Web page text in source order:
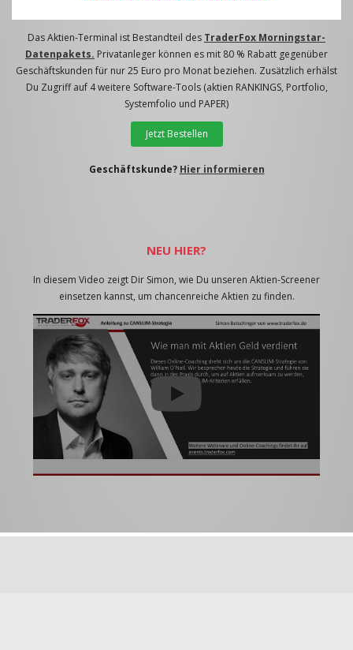
Das Aktien-Terminal ist Bestandteil des TraderFox Morningstar-
Datenpakets. Privatanleger können es mit 80 % Rabatt gegenüber
Geschäftskunden für nur 25 Euro pro Monat beziehen. Zusätzlich erhälst
Du Zugriff auf 4 weitere Software-Tools (aktien RANKINGS, Portfolio,
Systemfolio und PAPER)
Jetzt Bestellen
Geschäftskunde? Hier informieren
NEU HIER?
In diesem Video zeigt Dir Simon, wie Du unseren Aktien-Screener
einsetzen kannst, um chancenreiche Aktien zu finden.